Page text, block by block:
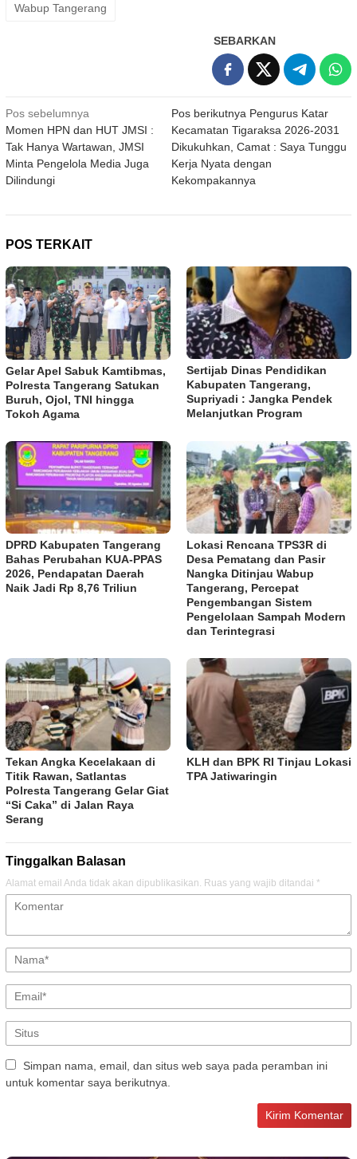
Wabup Tangerang
SEBARKAN
Navigasi
pos
Pos sebelumnya
Momen HPN dan HUT JMSI :
Tak Hanya Wartawan, JMSI
Minta Pengelola Media Juga
Dilindungi
Pos berikutnya Pengurus Katar
Kecamatan Tigaraksa 2026-2031
Dikukuhkan, Camat : Saya Tunggu
Kerja Nyata dengan
Kekompakannya
POS TERKAIT
Gelar Apel Sabuk Kamtibmas,
Polresta Tangerang Satukan
Buruh, Ojol, TNI hingga
Tokoh Agama
Sertijab Dinas Pendidikan
Kabupaten Tangerang,
Supriyadi : Jangka Pendek
Melanjutkan Program
DPRD Kabupaten Tangerang
Bahas Perubahan KUA-PPAS
2026, Pendapatan Daerah
Naik Jadi Rp 8,76 Triliun
Lokasi Rencana TPS3R di
Desa Pematang dan Pasir
Nangka Ditinjau Wabup
Tangerang, Percepat
Pengembangan Sistem
Pengelolaan Sampah Modern
dan Terintegrasi
Tekan Angka Kecelakaan di
Titik Rawan, Satlantas
Polresta Tangerang Gelar Giat
“Si Caka” di Jalan Raya
Serang
KLH dan BPK RI Tinjau Lokasi
TPA Jatiwaringin
Tinggalkan Balasan
Alamat email Anda tidak akan dipublikasikan. Ruas yang wajib ditandai *
Simpan nama, email, dan situs web saya pada peramban ini
untuk komentar saya berikutnya.